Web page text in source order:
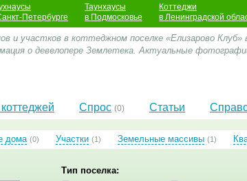
Петербурге
Таунхаусы
в Подмосковье
Коттеджи
в Ленинградской
и участков в коттеджном поселке «Елизарово
о девелопере Землетека. Актуальные
Спрос (0) Статьи
дома (0) Участки (1) Земельные массивы (1)
Тип поселка: